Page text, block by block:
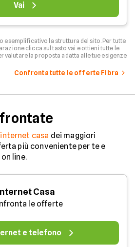
Vai
esemplificativo la struttura del sito. Per tutte
clicca sul tasto vai e ottieni tutte le
valutare la proposta adatta alle tue esigenze
Confronta tutte le offerte Fibra
casa dei maggiori
più conveniente per te e
line.
Casa
le offerte
e telefono